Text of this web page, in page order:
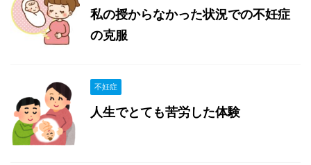
私の授からなかった状況での不妊症
の克服
不妊症
人生でとても苦労した体験